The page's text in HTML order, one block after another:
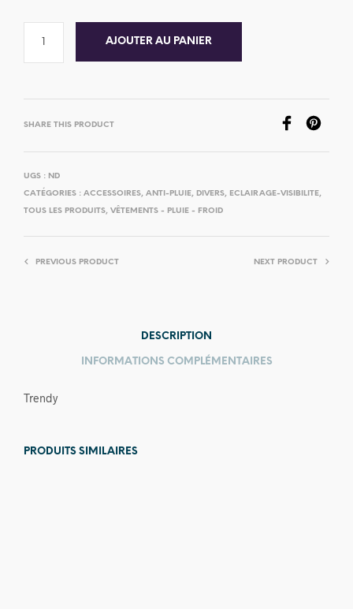
AJOUTER AU PANIER
SHARE THIS PRODUCT
UGS : ND
CATÉGORIES : ACCESSOIRES, ANTI-PLUIE, DIVERS, ECLAIRAGE-VISIBILITE,
TOUS LES PRODUITS, VÊTEMENTS - PLUIE - FROID
PREVIOUS PRODUCT NEXT PRODUCT
DESCRIPTION
INFORMATIONS COMPLÉMENTAIRES
Trendy
PRODUITS SIMILAIRES